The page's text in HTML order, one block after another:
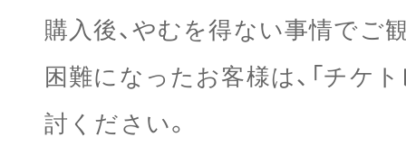
購入後、やむを得ない事情でご
困難になったお客様は、「チケ
討ください。